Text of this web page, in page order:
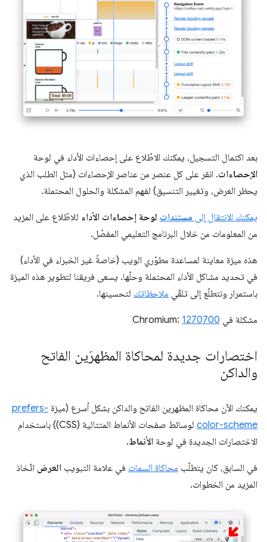
بعد اكتمال التسجيل، يمكنك الاطّلاع على إحصاءات الأداء في لوحة
الإحصاءات. انقر على كل عنصر من عناصر الإحصاءات (مثل الطلب الذي
يحظر العرض، وتغيير التنسيق) لفهم المشكلة والحلول المحتملة.
يمكنك الانتقال إلى مستندات لوحة إحصاءات الأداء للاطّلاع على المزيد
من المعلومات من خلال البرنامج التعليمي المفصّل.
هذه ميزة معاينة لمساعدة مطوّري الويب (خاصةً غير الخبراء في الأداء)
في تحديد مشاكل الأداء المحتملة وحلّها. يسعى فريقنا لتطوير هذه الميزة
باستمرار ونتطلّع إلى تلقّي ملاحظاتك لتحسينها.
مشكلة في Chromium: 1270700
اختصارات جديدة لمحاكاة المظهرَين الفاتح
والداكن
يمكنك الآن محاكاة المظهرين الفاتح والداكن بشكل أسرع (ميزة prefers-
color-scheme
لوسائط صفحات الأنماط المتتالية (CSS)) باستخدام
الاختصارات الجديدة في لوحة الأنماط.
في السابق، كان يتطلّب محاكاة السمات في علامة التبويب العرض اتّخاذ
المزيد من الخطوات.